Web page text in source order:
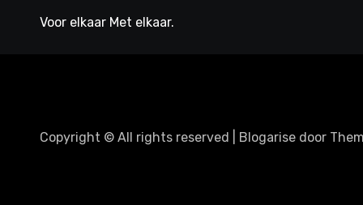
Voor elkaar Met elkaar.
Copyright © All rights reserved Blogarise door